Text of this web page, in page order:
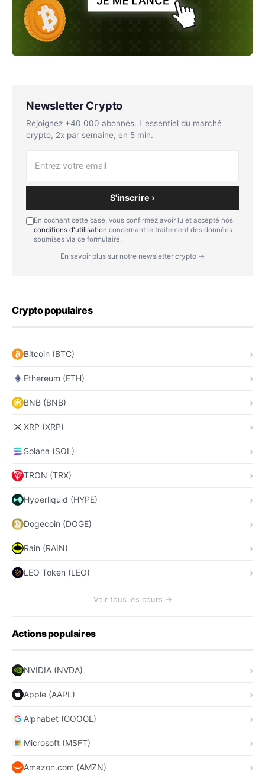
Newsletter Crypto
Rejoignez +40 000 abonnés. L'essentiel du marché
crypto, 2x par semaine, en 5 min.
S'inscrire ›
En cochant cette case, vous confirmez avoir lu et accepté nos
conditions d'utilisation concernant le traitement des données
soumises via ce formulaire.
En savoir plus sur notre newsletter crypto →
Crypto populaires
Bitcoin (BTC)
Ethereum (ETH)
BNB (BNB)
XRP (XRP)
Solana (SOL)
TRON (TRX)
Hyperliquid (HYPE)
Dogecoin (DOGE)
Rain (RAIN)
LEO Token (LEO)
Voir tous les cours →
Actions populaires
NVIDIA (NVDA)
Apple (AAPL)
Alphabet (GOOGL)
Microsoft (MSFT)
Amazon.com (AMZN)